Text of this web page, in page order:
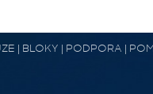
| BLOKY | PODPORA |